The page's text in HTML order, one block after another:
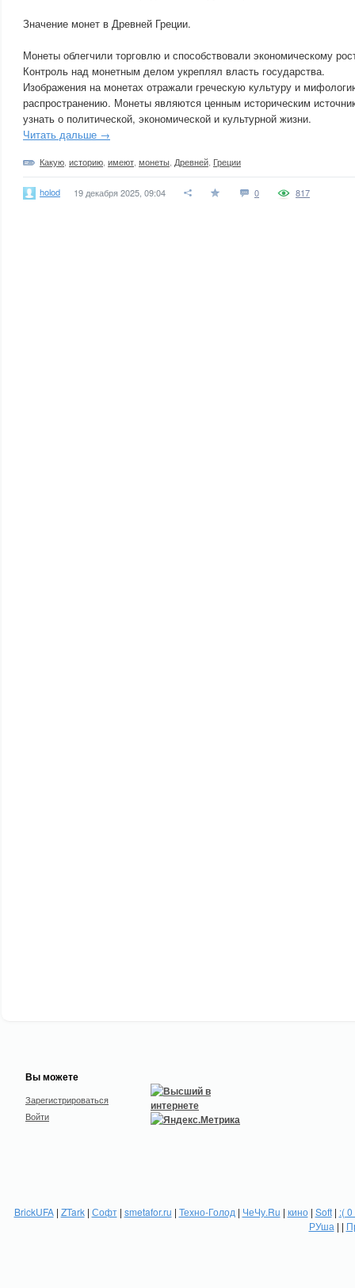
Значение монет в Древней Греции.
Монеты облегчили торговлю и способствовали экономическому
Контроль над монетным делом укреплял власть государства.
Изображения на монетах отражали греческую культуру и
распространению. Монеты являются ценным историческим
узнать о политической, экономической и культурной жизни.
Читать дальше →
Какую историю имеют монеты Древней Греции
holod 19 декабря 2025, 09:04 0 817
Вы можете
Зарегистрироваться
Войти
BrickUFA| ZTark| Софт| smetafor.ru | Техно-Голод | ЧеЧу.Ru | кино| Soft| :(
РУша | |